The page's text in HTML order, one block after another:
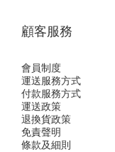
顧客服務
會員制度
運送服務方式
付款服務方式
運送政策
退換貨政策
免責聲明
條款及細則